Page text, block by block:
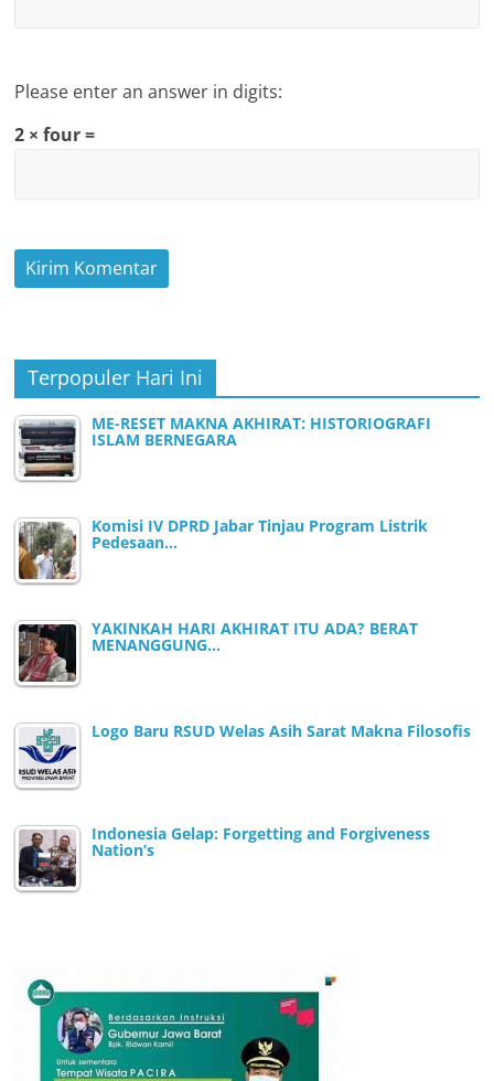
Please enter an answer in digits:
2 × four =
Terpopuler Hari Ini
ME-RESET MAKNA AKHIRAT: HISTORIOGRAFI
ISLAM BERNEGARA
Komisi IV DPRD Jabar Tinjau Program Listrik
Pedesaan…
YAKINKAH HARI AKHIRAT ITU ADA? BERAT
MENANGGUNG…
Logo Baru RSUD Welas Asih Sarat Makna Filosofis
Indonesia Gelap: Forgetting and Forgiveness
Nation’s